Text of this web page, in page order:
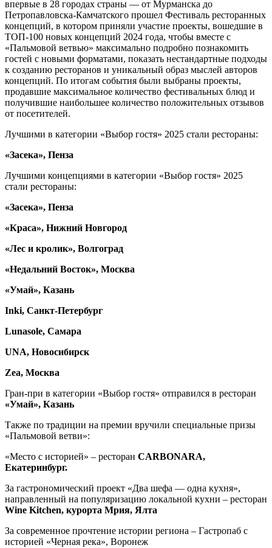
впервые в 28 городах страны — от Мурманска до
Петропавловска-Камчатского прошел Фестиваль ресторанных
концепций, в котором приняли участие проекты, вошедшие в
ТОП-100 новых концепций 2024 года, чтобы вместе с
«Пальмовой ветвью» максимально подробно познакомить
гостей с новыми форматами, показать нестандартные подходы
к созданию ресторанов и уникальный образ мыслей авторов
концепций. По итогам события были выбраны проекты,
продавшие максимальное количество фестивальных блюд и
получившие наибольшее количество положительных отзывов
от посетителей.
Лучшими в категории «Выбор гостя» 2025 стали рестораны:
«Засека», Пенза
Лучшими концепциями в категории «Выбор гостя» 2025
стали рестораны:
«Засека», Пенза
«Краса», Нижний Новгород
«Лес и кролик», Волгоград
«Недальний Восток», Москва
«Умай», Казань
Inki, Санкт-Петербург
Lunasole, Самара
UNA, Новосибирск
Zea, Москва
Гран-при в категории «Выбор гостя» отправился в ресторан
«Умай», Казань
Также по традиции на премии вручили специальные призы
«Пальмовой ветви»:
«Место с историей» – ресторан CARBONARA,
Екатеринбург.
За гастрономический проект «Два шефа — одна кухня»,
направленный на популяризацию локальной кухни – ресторан
Wine Kitchen, курорта Мрия, Ялта
За современное прочтение истории региона – Гастропаб с
историей «Черная река», Воронеж